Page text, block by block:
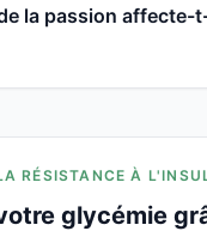
la passion affecte-
RÉSISTANCE À
glycémie